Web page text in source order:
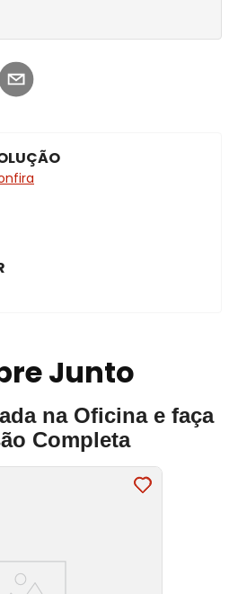
Junto
na Oficina e faça
Completa